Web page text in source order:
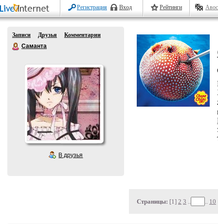
Регистрация Вход Рейтинги
Записи Друзья
Комментарии
Саманта
В друзья
Страницы: [1] 2 3 10